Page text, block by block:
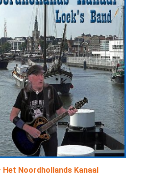
Het Noordhollands Kanaal